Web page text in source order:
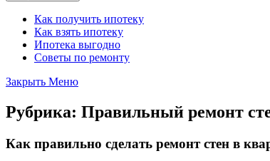
Как получить ипотеку
Как взять ипотеку
Ипотека выгодно
Советы по ремонту
Закрыть Меню
Рубрика: Правильный ремонт
Как правильно сделать ремонт стен в